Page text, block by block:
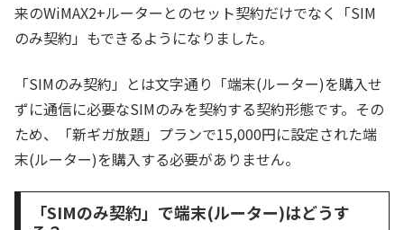
来のWiMAX2+ルーターとのセット契約だけでなく「SIM
のみ契約」もできるようになりました。
「SIMのみ契約」とは文字通り「端末(ルーター)を購入せ
ずに通信に必要なSIMのみを契約する契約形態です。その
ため、「新ギガ放題」プランで15,000円に設定された端
末(ルーター)を購入する必要がありません。
「SIMのみ契約」で端末(ルーター)はどうす